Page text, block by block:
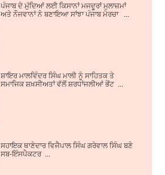
ਪੰਜਾਬ ਦੇ ਮੁੱਦਿਆਂ ਲਈ ਕਿਸਾਨਾਂ ਮਜਦੂਰਾਂ ਮੁਲਾਜ਼ਮਾਂ
ਅਤੇ ਨੌਜਵਾਨਾਂ ਨੇ ਬਣਾਇਆ ਸਾਂਝਾ ਪੰਜਾਬ ਮੋਰਚਾ ...
ਸ਼ਾਇਰ ਮਾਲਵਿੰਦਰ ਸਿੰਘ ਮਾਲੀ ਨੂੰ ਸਾਹਿਤਕ ਤੇ
ਸਮਾਜਿਕ ਸ਼ਖ਼ਸੀਅਤਾਂ ਵੱਲੋਂ ਸ਼ਰਧਾਂਜਲੀਆਂ ਭੇਂਟ ...
ਸਹਾਇਕ ਥਾਣੇਦਾਰ ਵਿਜੈਪਾਲ ਸਿੰਘ ਗਰੇਵਾਲ ਸਿੰਘ ਬਣੇ
ਸਬ-ਇੰਸਪੈਕਟਰ ...